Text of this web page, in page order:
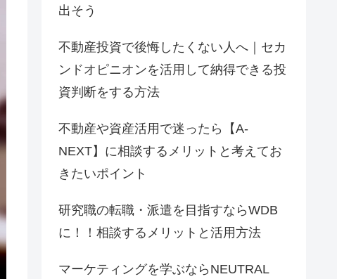
出そう
不動産投資で後悔したくない人へ｜セカ
ンドオピニオンを活用して納得できる投
資判断をする方法
不動産や資産活用で迷ったら【A-
NEXT】に相談するメリットと考えてお
きたいポイント
研究職の転職・派遣を目指すならWDB
に！！相談するメリットと活用方法
マーケティングを学ぶならNEUTRAL